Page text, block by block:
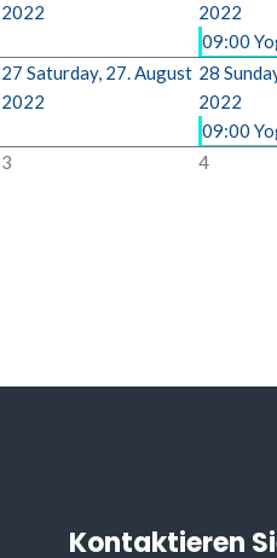
2022
2022
09:00
27 Saturday, 27. August
2022
28
2022
09:00
3 4
Kontaktieren